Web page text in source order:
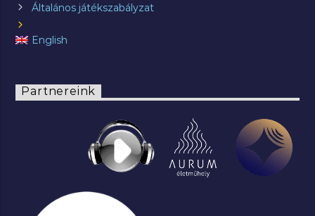
Általános játékszabályzat
English
Partnereink